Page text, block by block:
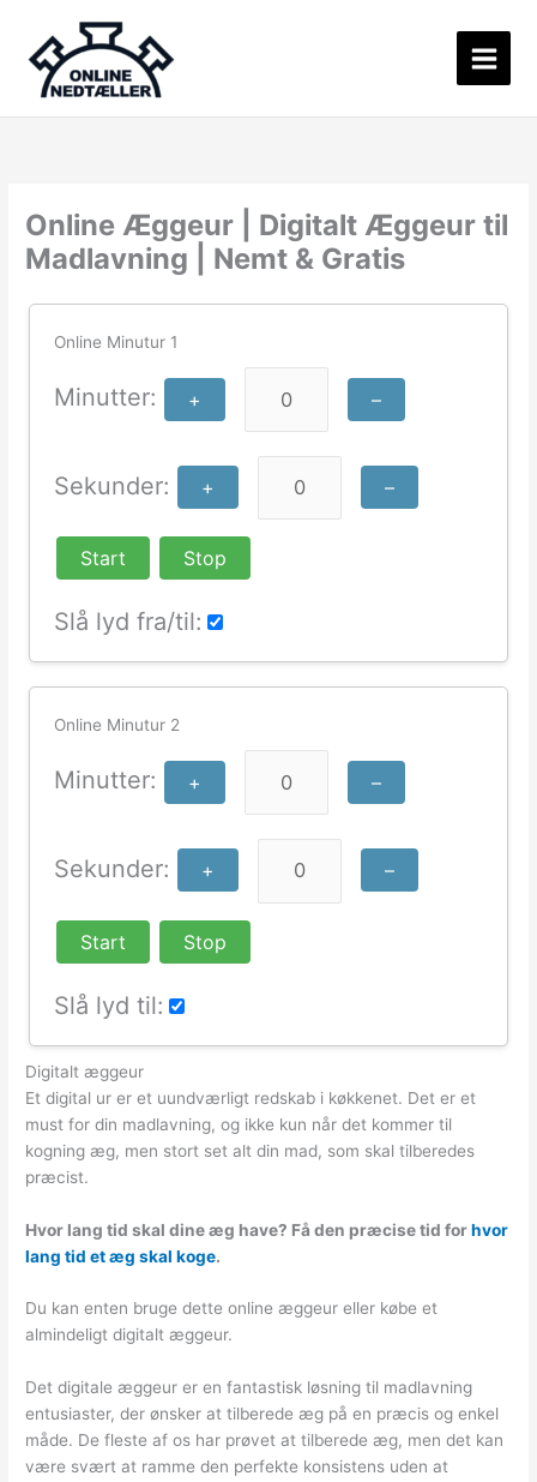
indholdet
Online Æggeur | Digitalt Æggeur til
Madlavning | Nemt & Gratis
Online Minutur 1
Minutter: + –
Sekunder: + –
Start Stop
Slå lyd fra/til:
Online Minutur 2
Minutter: + –
Sekunder: + –
Start Stop
Slå lyd til:
Digitalt æggeur
Et digital ur er et uundværligt redskab i køkkenet. Det er et
must for din madlavning, og ikke kun når det kommer til
kogning æg, men stort set alt din mad, som skal tilberedes
præcist.
Hvor lang tid skal dine æg have? Få den præcise tid forhvor
lang tid et æg skal koge.
Du kan enten bruge dette online æggeur eller købe et
almindeligt digitalt æggeur.
Det digitale æggeur er en fantastisk løsning til madlavning
entusiaster, der ønsker at tilberede æg på en præcis og enkel
måde. De fleste af os har prøvet at tilberede æg, men det kan
være svært at ramme den perfekte konsistens uden at